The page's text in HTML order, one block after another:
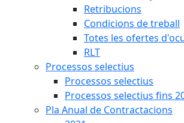
Retribucions
Condicions de treball
Totes les ofertes
RLT
Processos selectius
Processos selectius
Processos selectius fins
Pla Anual de Contractacions